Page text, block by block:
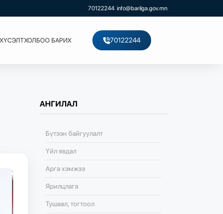
70122244 info@barilga.gov.mn
ХОЛБОО БАРИХ 70122244
АНГИЛАЛ
Бүтээн байгуулалт
Үйл явдал
Арга хэмжээ
Ярилцлага
Тушаал, тогтоол